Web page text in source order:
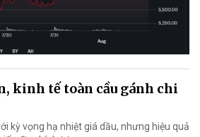
kinh tế toàn cầu gánh chi
kỳ vọng hạ nhiệt giá dầu, nhưng hiệu quả